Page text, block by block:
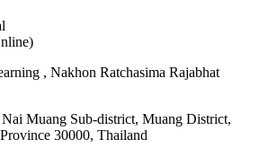
, Nakhon Ratchasima Rajabhat
Muang Sub-district, Muang District,
30000, Thailand